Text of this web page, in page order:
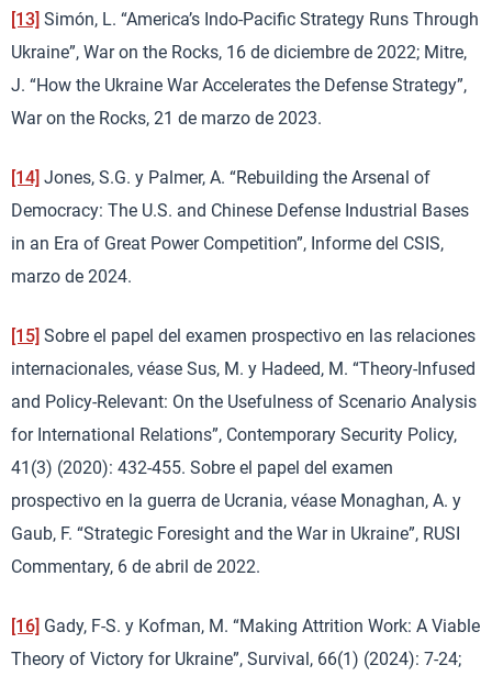
[13] Simón, L. “America’s Indo-Pacific Strategy Runs Through
Ukraine”, War on the Rocks, 16 de diciembre de 2022; Mitre,
J. “How the Ukraine War Accelerates the Defense Strategy”,
War on the Rocks, 21 de marzo de 2023.
[14] Jones, S.G. y Palmer, A. “Rebuilding the Arsenal of
Democracy: The U.S. and Chinese Defense Industrial Bases
in an Era of Great Power Competition”, Informe del CSIS,
marzo de 2024.
[15] Sobre el papel del examen prospectivo en las relaciones
internacionales, véase Sus, M. y Hadeed, M. “Theory-Infused
and Policy-Relevant: On the Usefulness of Scenario Analysis
for International Relations”, Contemporary Security Policy,
41(3) (2020): 432-455. Sobre el papel del examen
prospectivo en la guerra de Ucrania, véase Monaghan, A. y
Gaub, F. “Strategic Foresight and the War in Ukraine”, RUSI
Commentary, 6 de abril de 2022.
[16] Gady, F-S. y Kofman, M. “Making Attrition Work: A Viable
Theory of Victory for Ukraine”, Survival, 66(1) (2024): 7-24;